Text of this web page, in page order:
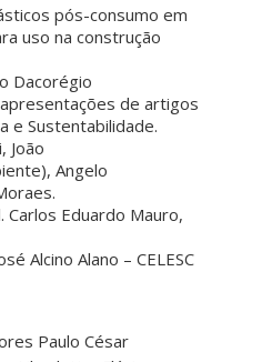
pós-consumo em
uso na construção
Dacorégio
de artigos
e Sustentabilidade.
João
Angelo
Carlos Eduardo Mauro,
Alcino Alano – CELESC
Paulo César